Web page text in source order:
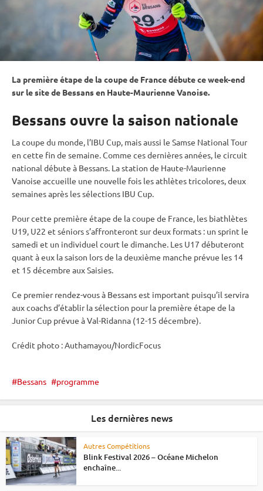
La première étape de la coupe de France débute ce week-end
sur le site de Bessans en Haute-Maurienne Vanoise.
Bessans ouvre la saison nationale
Lacoupe du monde, l’IBU Cup, mais aussi le Samse National Tour
en cette fin de semaine. Comme ces dernières années, le circuit
national débute à Bessans. La station de Haute-Maurienne
Vanoise accueille une nouvelle fois les athlètes tricolores, deux
semaines après les sélections IBU Cup.
Pour cette première étape de la coupe de France, les biathlètes
U19, U22 et séniors s’affronteront sur deux formats : un sprint le
samedi et un individuel court le dimanche. Les U17 débuteront
quant à eux la saison lors de la deuxième manche prévue les 14
et 15 décembre aux Saisies.
Ce premier rendez-vous à Bessans est important puisqu’il servira
aux coachs d’établir la sélection pour la première étape de la
Junior Cup prévue à Val-Ridanna (12-15 décembre).
Crédit photo : Authamayou/NordicFocus
Bessans programme
Les dernières news
Autres Compétitions
Blink Festival 2026 – Océane Michelon
enchaîne...